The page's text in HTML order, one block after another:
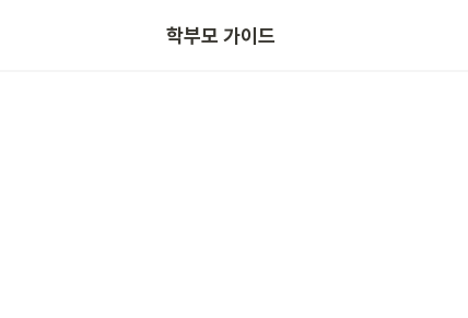
학부모 가이드